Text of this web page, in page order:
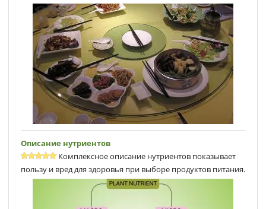
Описание нутриентов
Комплексное описание нутриентов показывает
пользу и вред для здоровья при выборе продуктов питания.